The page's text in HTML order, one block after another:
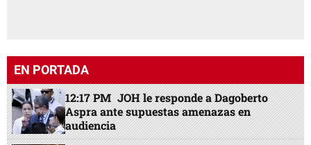
EN PORTADA
12:17 PM JOH le responde a Dagoberto
Aspra ante supuestas amenazas en
audiencia